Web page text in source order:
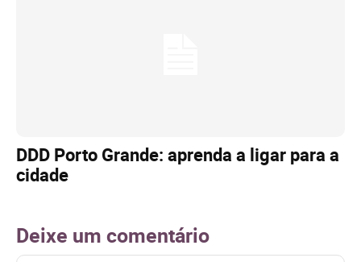
DDD Porto Grande: aprenda a ligar para a
cidade
Deixe um comentário